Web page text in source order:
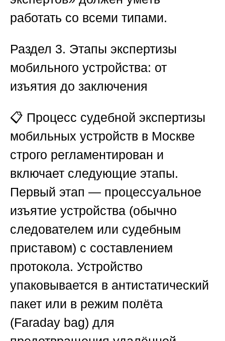
работать со всеми типами.
Раздел 3. Этапы экспертизы
мобильного устройства: от
изъятия до заключения
📋 Процесс судебной экспертизы
мобильных устройств в Москве
строго регламентирован и
включает следующие этапы.
Первый этап — процессуальное
изъятие устройства (обычно
следователем или судебным
приставом) с составлением
протокола. Устройство
упаковывается в антистатический
пакет или в режим полёта
(Faraday bag) для